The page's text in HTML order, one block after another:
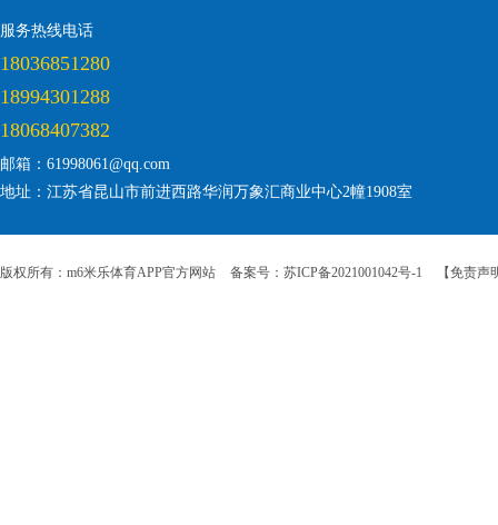
服务热线电话
18036851280
18994301288
18068407382
邮箱：61998061@qq.com
地址：江苏省昆山市前进西路华润万象汇商业中心2幢1908室
版权所有：m6米乐体育APP官方网站 备案号：苏ICP备2021001042号-1 【免责声